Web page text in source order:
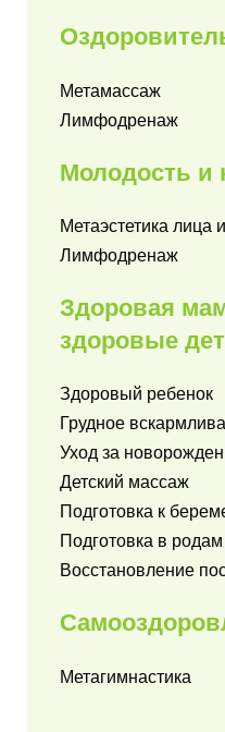
Метамассаж
Лимфодренаж
Молодость и
Метаэстетика лица
Лимфодренаж
Здоровая
здоровые
Здоровый ребенок
Грудное
Уход за
Детский массаж
Подготовка к
Подготовка в родам
Восстановление
Метагимнастика